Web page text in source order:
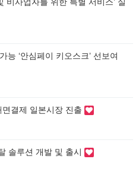
능 ‘안심페이 키오스크’ 선보여
결제 일본시장 진출
솔루션 개발 및 출시